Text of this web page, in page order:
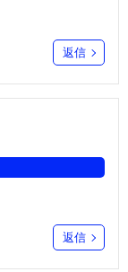
返信
返信